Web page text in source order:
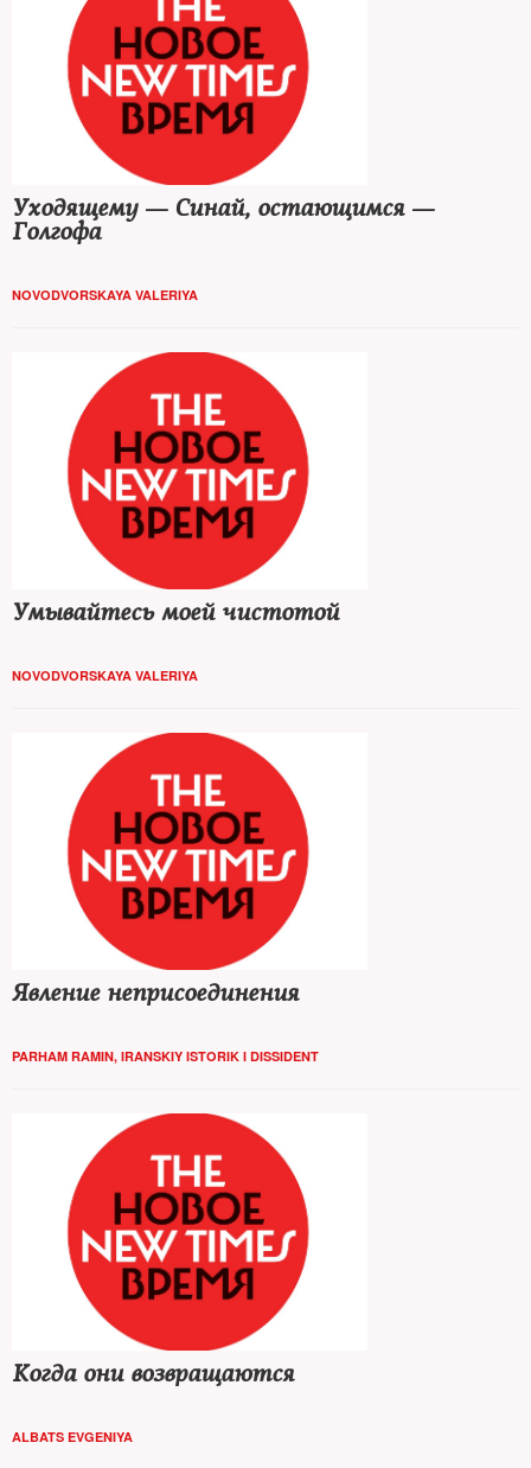
Уходящему — Синай, остающимся —
Голгофа
NOVODVORSKAYA VALERIYA
Умывайтесь моей чистотой
NOVODVORSKAYA VALERIYA
Явление неприсоединения
PARHAM RAMIN, IRANSKIY ISTORIK I DISSIDENT
Когда они возвращаются
ALBATS EVGENIYA